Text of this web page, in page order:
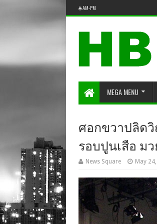
🌐 AM-PM
MEGA MENU
ศอกขวาปลิดวิ
รอบปูนเสือ ม
News Square May